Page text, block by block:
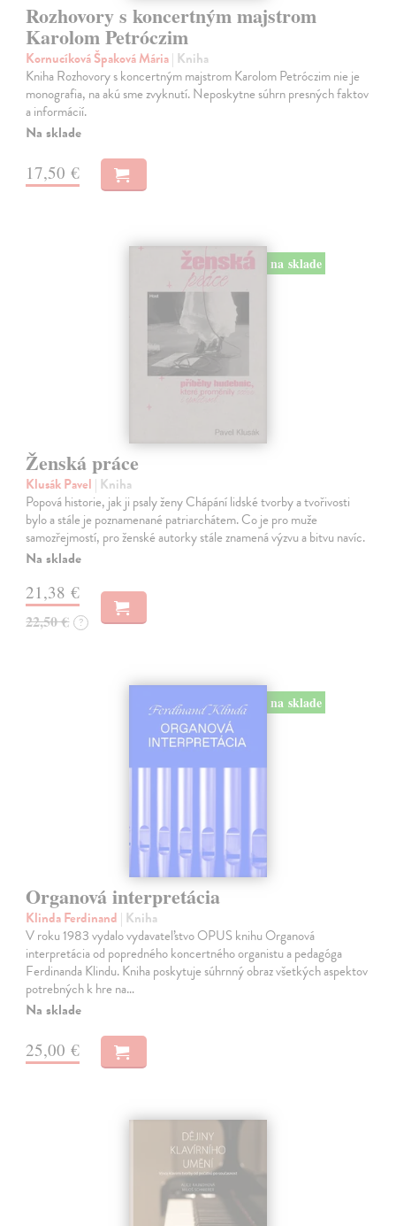
Rozhovory s koncertným majstrom
Karolom Petróczim
Kornucíková Špaková Mária| Kniha
Kniha Rozhovory s koncertným majstrom Karolom Petróczim nie je
monografia, na akú sme zvyknutí. Neposkytne súhrn presných faktov
a informácií.
Na sklade
17,50 €
na sklade
Ženská práce
Klusák Pavel | Kniha
Popová historie, jak ji psaly ženy Chápání lidské tvorby a tvořivosti
bylo a stále je poznamenané patriarchátem. Co je pro muže
samozřejmostí, pro ženské autorky stále znamená výzvu a bitvu navíc.
Na sklade
21,38 €
22,50 € ?
na sklade
Organová interpretácia
Klinda Ferdinand | Kniha
V roku 1983 vydalo vydavateľstvo OPUS knihu Organová
interpretácia od popredného koncertného organistu a pedagóga
Ferdinanda Klindu. Kniha poskytuje súhrnný obraz všetkých aspektov
potrebných k hre na…
Na sklade
25,00 €